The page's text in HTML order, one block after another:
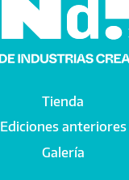
Tienda
Ediciones anteriores
Galería